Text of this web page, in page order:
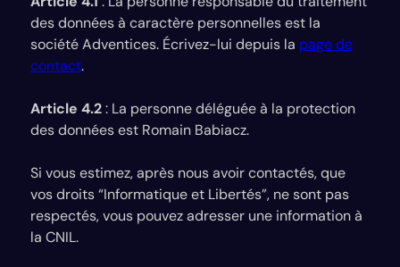
des données à caractère personnelles est la
société Adventices. Écrivez-lui depuis la page de
contact.
Article 4.2: La personne déléguée à la protection
des données est Romain Babiacz.
Si vous estimez, après nous avoir contactés, que
vos droits “Informatique et Libertés”, ne sont pas
respectés, vous pouvez adresser une information à
la CNIL.